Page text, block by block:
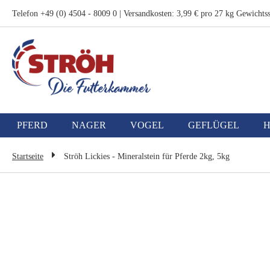
Telefon +49 (0) 4504 - 8009 0 | Versandkosten: 3,99 € pro 27 kg
Zum
Inhalt
springen
PFERD NAGER VOGEL GEFLÜGEL
Startseite Ströh Lickies - Mineralstein für Pferde 2kg, 5kg